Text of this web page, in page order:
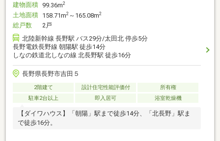
建物面積 99.36m2
土地面積 158.71m2 ～165.08m2
総戸数
2戸
北陸新幹線 長野駅 バス29分/太田北 停歩5分
長野電鉄長野線 朝陽駅 徒歩14分
しなの鉄道北しなの線 北長野駅 徒歩16分
長野県長野市吉田５
2階建て 設計住宅性能評価付
所有権
駐車2台以上
即入居可 浴室乾燥機
【ダイワハウス】「朝陽」駅まで徒歩14分、「北長野」駅ま
で徒歩16分。